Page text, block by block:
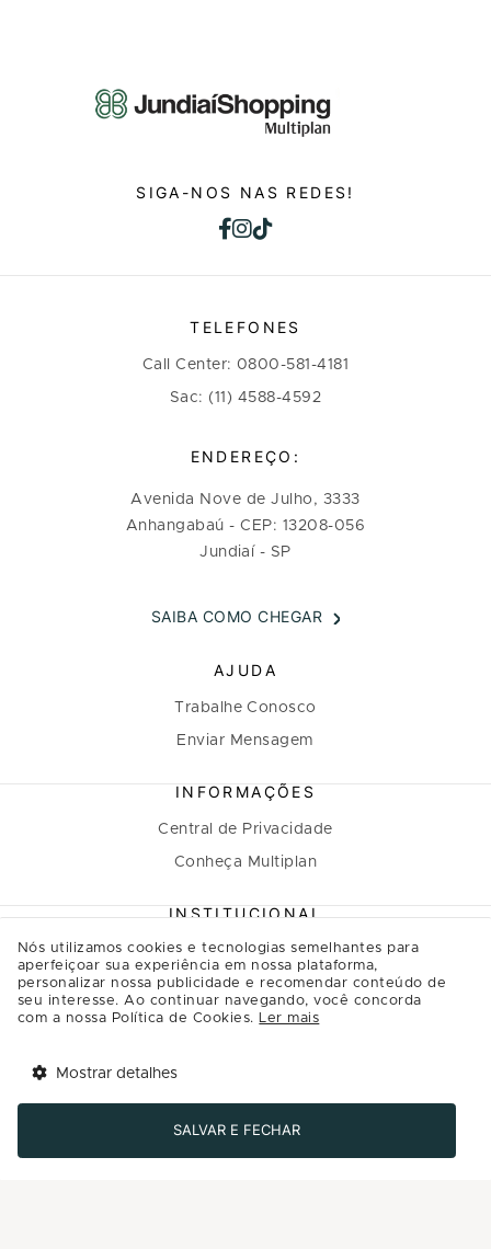
SIGA-NOS NAS REDES!
TELEFONES
Call Center: 0800-581-4181
Sac: (11) 4588-4592
ENDEREÇO:
Avenida Nove de Julho, 3333
Anhangabaú - CEP: 13208-056
Jundiaí - SP
SAIBA COMO CHEGAR
AJUDA
Trabalhe Conosco
Enviar Mensagem
INFORMAÇÕES
Central de Privacidade
Conheça Multiplan
INSTITUCIONAL
A Multiplan
Inovação
Sustentabilidade
Nós utilizamos cookies e tecnologias semelhantes para
aperfeiçoar sua experiência em nossa plataforma,
personalizar nossa publicidade e recomendar conteúdo de
seu interesse. Ao continuar navegando, você concorda
com a nossa Política de Cookies. Ler mais
Mostrar detalhes
SALVAR E FECHAR
Baixe agora o app Multi
Abrir